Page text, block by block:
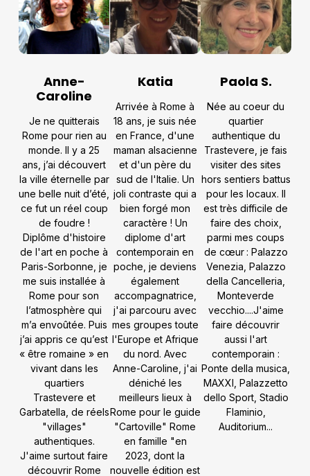
Anne-
Caroline
Je ne quitterais
Rome pour rien au
monde. Il y a 25
ans, j’ai découvert
la ville éternelle par
une belle nuit d’été,
ce fut un réel coup
de foudre !
Diplôme d'histoire
de l'art en poche à
Paris-Sorbonne, je
me suis installée à
Rome pour son
l’atmosphère qui
m’a envoûtée. Puis
j’ai appris ce qu’est
« être romaine » en
vivant dans les
quartiers
Trastevere et
Garbatella, de réels
"villages"
authentiques.
J'aime surtout faire
découvrir Rome
Katia
Arrivée à Rome à
18 ans, je suis née
en France, d'une
maman alsacienne
et d'un père du
sud de l'Italie. Un
joli contraste qui a
bien forgé mon
caractère ! Un
diplome d'art
contemporain en
poche, je deviens
également
accompagnatrice,
j'ai parcouru avec
mes groupes toute
l'Europe et Afrique
du nord. Avec
Anne-Caroline, j'ai
déniché les
meilleurs lieux à
Rome pour le guide
"Cartoville" Rome
en famille "en
2023, dont la
nouvelle édition est
Paola S.
Née au coeur du
quartier
authentique du
Trastevere, je fais
visiter des sites
hors sentiers battus
pour les locaux. Il
est très difficile de
faire des choix,
parmi mes coups
de cœur: Palazzo
Venezia, Palazzo
della Cancelleria,
Monteverde
vecchio....J'aime
faire découvrir
aussi l'art
contemporain :
Ponte della musica,
MAXXI, Palazzetto
dello Sport, Stadio
Flaminio,
Auditorium...